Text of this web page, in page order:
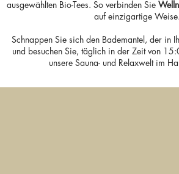
ausgewählten Bio-Tees. So verbinden Sie
auf einzigartige Weise.
Schnappen Sie sich den Bademantel, der in
und besuchen Sie, täglich in der Zeit von
unsere Sauna- und Relaxwelt im